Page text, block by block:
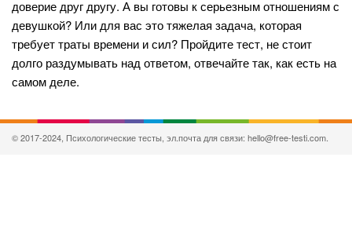
доверие друг другу. А вы готовы к серьезным отношениям с
девушкой? Или для вас это тяжелая задача, которая
требует траты времени и сил? Пройдите тест, не стоит
долго раздумывать над ответом, отвечайте так, как есть на
самом деле.
© 2017-2024, Психологические тесты, эл.почта для связи: hello@free-testi.com.